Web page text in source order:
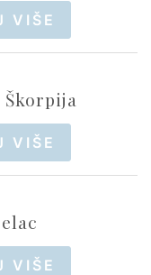
VIŠE
VIŠE
VIŠE